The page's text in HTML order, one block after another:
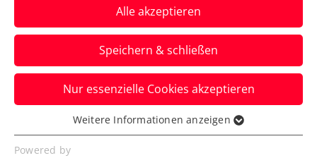
Oberleitner holen
gemeinsam nächsten
Doppel-Saisontitel
Für den Ersten ist dies bereits der fünfte
volle Erfolg in diesem Jahr, für Letzteren
gar der achte.
Alle akzeptieren
Speichern & schließen
Nur essenzielle Cookies akzeptieren
Essenziell
Essenzielle Cookies werden für grundlegende
Weitere Informationen anzeigen
Powered by